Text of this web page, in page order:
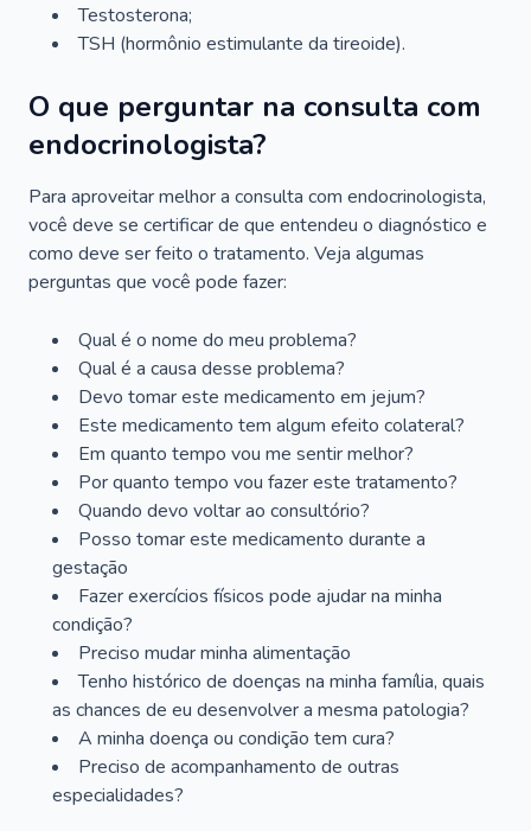
Testosterona;
TSH (hormônio estimulante da tireoide).
O que perguntar na consulta com
endocrinologista?
Para aproveitar melhor a consulta com endocrinologista,
você deve se certificar de que entendeu o diagnóstico e
como deve ser feito o tratamento. Veja algumas
perguntas que você pode fazer:
Qual é o nome do meu problema?
Qual é a causa desse problema?
Devo tomar este medicamento em jejum?
Este medicamento tem algum efeito colateral?
Em quanto tempo vou me sentir melhor?
Por quanto tempo vou fazer este tratamento?
Quando devo voltar ao consultório?
Posso tomar este medicamento durante a
gestação
Fazer exercícios físicos pode ajudar na minha
condição?
Preciso mudar minha alimentação
Tenho histórico de doenças na minha família, quais
as chances de eu desenvolver a mesma patologia?
A minha doença ou condição tem cura?
Preciso de acompanhamento de outras
especialidades?